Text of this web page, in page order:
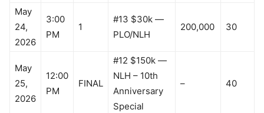
May
24,
2026
3:00
PM
1
#13 $30k —
PLO/NLH
200,000 30
May
25,
2026
12:00
PM
FINAL
#12 $150k —
NLH – 10th
Anniversary
Special
– 40